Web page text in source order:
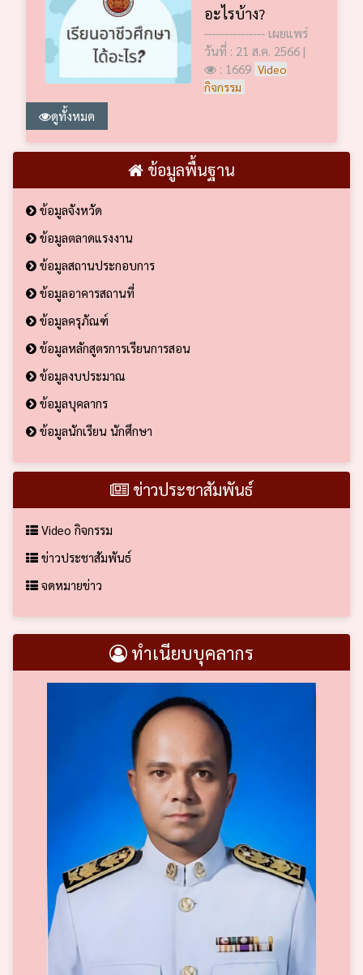
อะไรบ้าง?
--------------- เผยแพร่
วันที่ : 21 ส.ค. 2566 |
: 1669 Video
กิจกรรม
ดูทั้งหมด
ข้อมูลพื้นฐาน
ข้อมูลจังหวัด
ข้อมูลตลาดแรงงาน
ข้อมูลสถานประกอบการ
ข้อมูลอาคารสถานที่
ข้อมูลครุภัณฑ์
ข้อมูลหลักสูตรการเรียนการสอน
ข้อมูลงบประมาณ
ข้อมูลบุคลากร
ข้อมูลนักเรียน นักศึกษา
ข่าวประชาสัมพันธ์
Video กิจกรรม
ข่าวประชาสัมพันธ์
จดหมายข่าว
ทำเนียบบุคลากร